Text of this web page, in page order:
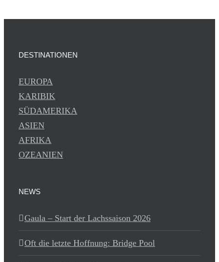
DESTINATIONEN
EUROPA
KARIBIK
SÜDAMERIKA
ASIEN
AFRIKA
OZEANIEN
NEWS
Gaula – Start der Lachssaison 2026
Oft die letzte Hoffnung: Bridge Pool